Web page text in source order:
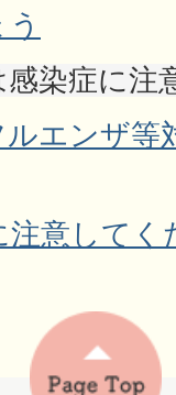
染症に注
ルエンザ
注意してく